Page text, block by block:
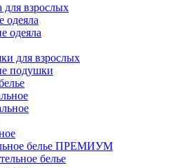
для взрослых
одеяла
одеяла
для взрослых
подушки
белье ПРЕМИУМ
белье